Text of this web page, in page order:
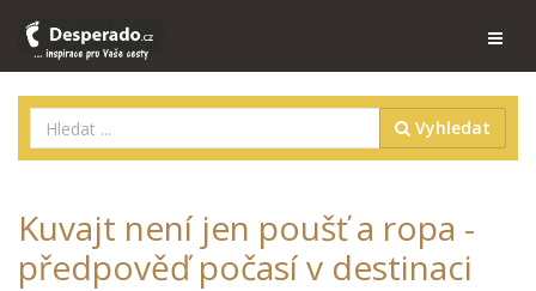
Vyhledat
Kuvajt není jen poušť a ropa -
předpověď počasí v destinaci